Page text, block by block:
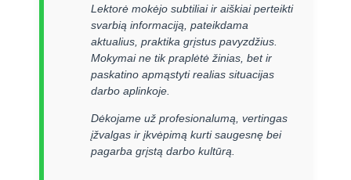
Lektorė mokėjo subtiliai ir aiškiai perteikti
svarbią informaciją, pateikdama
aktualius, praktika grįstus pavyzdžius.
Mokymai ne tik praplėtė žinias, bet ir
paskatino apmąstyti realias situacijas
darbo aplinkoje.
Dėkojame už profesionalumą, vertingas
įžvalgas ir įkvėpimą kurti saugesnę bei
pagarba grįstą darbo kultūrą.